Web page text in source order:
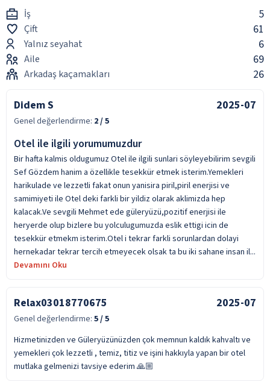
İş 5
Çift 61
Yalnız seyahat 6
Aile 69
Arkadaş kaçamakları 26
Didem S 2025-07
Genel değerlendirme: 2/ 5
Otel ile ilgili yorumumuzdur
Bir hafta kalmis oldugumuz Otel ile ilgili sunlari söyleyebilirim sevgili
Sef Gözdem hanim a özellikle tesekkür etmek isterim.Yemekleri
harikulade ve lezzetli fakat onun yanisira piril,piril enerjisi ve
samimiyeti ile Otel deki farkli bir yildiz olarak aklimizda hep
kalacak.Ve sevgili Mehmet ede güleryüzü,pozitif enerjisi ile
heryerde olup bizlere bu yolculugumuzda eslik ettigi icin de
tesekkür etmekm isterim.Otel i tekrar farkli sorunlardan dolayi
hernekadar tekrar tercih etmeyecek olsak ta bu iki sahane insan il...
Devamını Oku
Relax03018770675 2025-07
Genel değerlendirme: 5/ 5
Hizmetinizden ve Güleryüzünüzden çok memnun kaldık kahvaltı ve
yemekleri çok lezzetli , temiz, titiz ve işini hakkıyla yapan bir otel
mutlaka gelmenizi tavsiye ederim 🙏🏼